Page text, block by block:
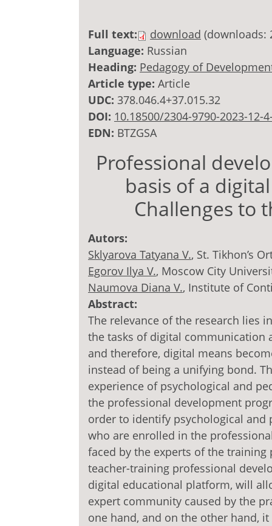
Full text: download (downloads:
Language: Russian
Heading: Pedagogy of
Article type: Article
UDC: 378.046.4+37.015.32
DOI: 10.18500/2304-9790-2023-12-
EDN: BTZGSA
Professional
basis of a
Challenges to
Autors:
Sklyarova Tatyana V., St. Tikhon’s
Egorov Ilya V., Moscow City
Naumova Diana V., Institute of
Abstract:
The relevance of the research lies
the tasks of digital communication
and therefore, digital means
instead of being a unifying bond.
experience of psychological and
the professional development
order to identify psychological and
who are enrolled in the
faced by the experts of the
teacher-training professional
digital educational platform, will
expert community caused by the
one hand, and on the other hand,